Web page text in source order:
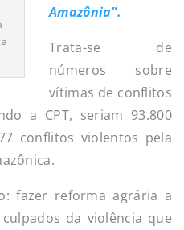
Amazônia”.
Trata-se de
números sobre
vítimas de conflitos
a CPT, seriam 93.800
conflitos violentos pela
fazer reforma agrária a
da violência que